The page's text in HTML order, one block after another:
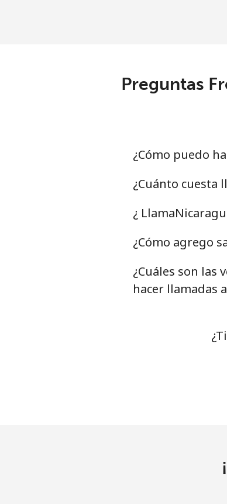
Belize
Línea fija
Celular
Bermuda
Preguntas
¿Cómo puedo
¿Cuánto cuesta
¿
¿Cómo agrego
¿Cuáles son las
hacer llamadas